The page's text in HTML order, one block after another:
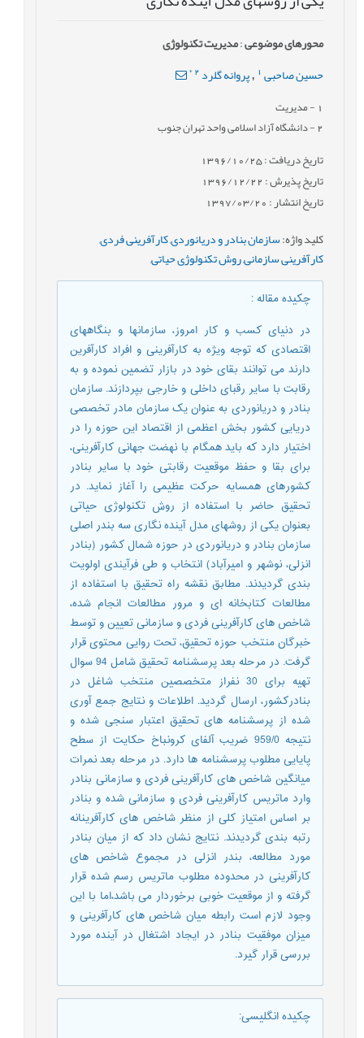
محورهای موضوعی:مدیریت تکنولوژی
حسین صاحبی , پروانه گلرد 2
*
- مدیریت
2- دانشگاه آزاد اسلامی واحد تهران جنوب
تاریخ دریافت : 1396/10/25
تاریخ پذیرش : 1396/12/22
تاریخ انتشار : 1397/03/20
کلید واژه:سازمان بنادر و دریانوردی,کارآفرینی فردی,
کارآفرینی سازمانی,روش تکنولوژی حیاتی,
چکیده مقاله:
در دنیای کسب و کار امروز، سازمانها و بنگاههای
اقتصادی که توجه ویژه به کارآفرینی و افراد کارآفرین
دارند می توانند بقای خود در بازار تضمین نموده و به
رقابت با سایر رقبای داخلی و خارجی بپردازند. سازمان
بنادر و دریانوردی به عنوان یک سازمان مادر تخصصی
دریایی کشور بخش اعظمی از اقتصاد این حوزه را در
اختیار دارد که باید همگام با نهضت جهانی کارآفرینی،
برای بقا و حفظ موقعیت رقابتی خود با سایر بنادر
کشورهای همسایه حرکت عظیمی را آغاز نماید. در
تحقیق حاضر با استفاده از روش تکنولوژی حیاتی
بعنوان یکی از روشهای مدل آینده نگاری سه بندر اصلی
سازمان بنادر و دریانوردی در حوزه شمال کشور (بنادر
انزلی، نوشهر و امیرآباد) انتخاب و طی فرآیندی اولویت
بندی گردیدند. مطابق نقشه راه تحقیق با استفاده از
مطالعات کتابخانه ای و مرور مطالعات انجام شده،
شاخص های کارآفرینی فردی و سازمانی تعیین و توسط
خبرگان منتخب حوزه تحقیق، تحت روایی محتوی قرار
گرفت. در مرحله بعد پرسشنامه تحقیق شامل 94 سوال
تهیه برای 30 نفراز متخصصین منتخب شاغل در
بنادرکشور، ارسال گردید. اطلاعات و نتایج جمع آوری
شده از پرسشنامه های تحقیق اعتبار سنجی شده و
نتیجه 959/0 ضریب آلفای کرونباخ حکایت از سطح
پایایی مطلوب پرسشنامه ها دارد. در مرحله بعد نمرات
میانگین شاخص های کارآفرینی فردی و سازمانی بنادر
وارد ماتریس کارآفرینی فردی و سازمانی شده و بنادر
بر اساس امتیاز کلی از منظر شاخص های کارآفرینانه
رتبه بندی گردیدند. نتایج نشان داد که از میان بنادر
مورد مطالعه، بندر انزلی در مجموع شاخص های
کارآفرینی در محدوده مطلوب ماتریس رسم شده قرار
گرفته و از موقعیت خوبی برخوردار می باشد،اما با این
وجود لازم است رابطه میان شاخص های کارآفرینی و
میزان موفقیت بنادر در ایجاد اشتغال در آینده مورد
بررسی قرار گیرد.
چکیده انگلیسی: